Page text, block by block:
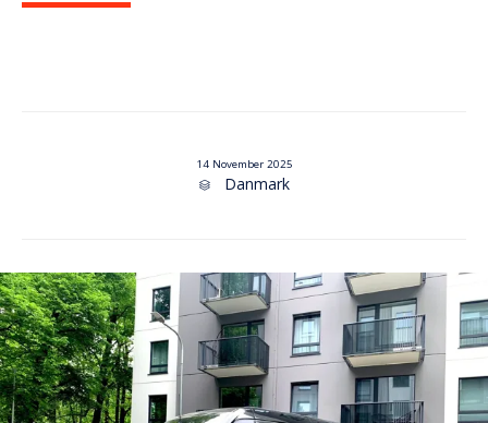
14 November 2025
 Category
Danmark